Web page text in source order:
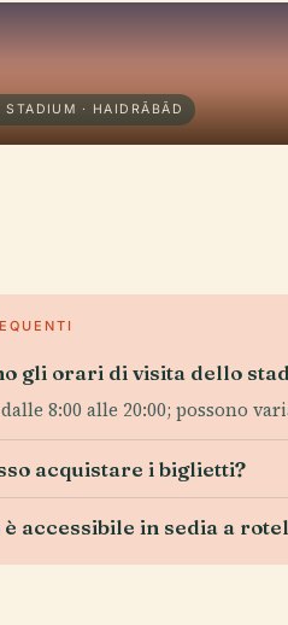
STADIUM · HAIDRĀBĀD
gli orari di visita dello
8:00 alle 20:00; possono
acquistare i biglietti?
è accessibile in sedia a